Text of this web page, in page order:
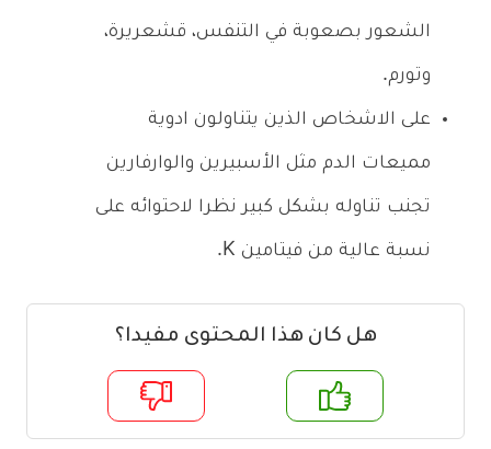
الشعور بصعوبة في التنفس، قشعريرة،
وتورم.
على الاشخاص الذين يتناولون ادوية
مميعات الدم مثل الأسبيرين والوارفارين
تجنب تناوله بشكل كبير نظرا لاحتوائه على
نسبة عالية من فيتامين K.
هل كان هذا المحتوى مفيدا؟
لا